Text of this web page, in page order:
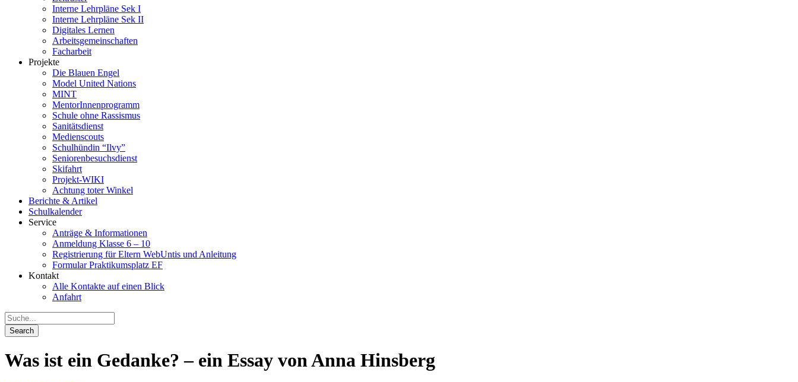
Interne Lehrpläne Sek I
Interne Lehrpläne Sek II
Digitales Lernen
Arbeitsgemeinschaften
Facharbeit
Projekte
Die Blauen Engel
Model United Nations
MINT
MentorInnenprogramm
Schule ohne Rassismus
Sanitätsdienst
Medienscouts
Schulhündin “Ilvy”
Seniorenbesuchsdienst
Skifahrt
Projekt-WIKI
Achtung toter Winkel
Berichte & Artikel
Schulkalender
Service
Anträge & Informationen
Anmeldung Klasse 6 – 10
Registrierung für Eltern WebUntis und Anleitung
Formular Praktikumsplatz EF
Kontakt
Alle Kontakte auf einen Blick
Anfahrt
Was ist ein Gedanke? – ein Essay von Anna Hinsberg